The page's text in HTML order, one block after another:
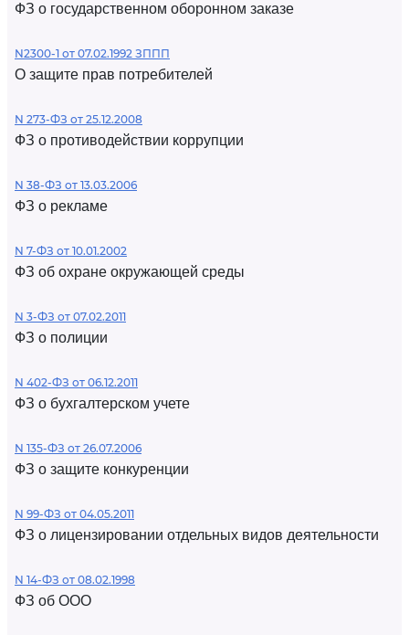
ФЗ о государственном оборонном заказе
N2300-1 от 07.02.1992 ЗППП
О защите прав потребителей
N 273-ФЗ от 25.12.2008
ФЗ о противодействии коррупции
N 38-ФЗ от 13.03.2006
ФЗ о рекламе
N 7-ФЗ от 10.01.2002
ФЗ об охране окружающей среды
N 3-ФЗ от 07.02.2011
ФЗ о полиции
N 402-ФЗ от 06.12.2011
ФЗ о бухгалтерском учете
N 135-ФЗ от 26.07.2006
ФЗ о защите конкуренции
N 99-ФЗ от 04.05.2011
ФЗ о лицензировании отдельных видов деятельности
N 14-ФЗ от 08.02.1998
ФЗ об ООО